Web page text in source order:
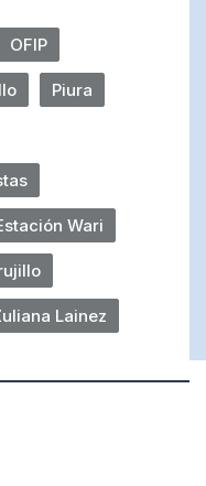
OFIP
Piura
Wari
Lainez